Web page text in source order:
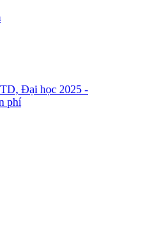
Đại học 2025 -
phí